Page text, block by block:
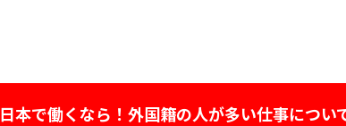
日本で働くなら！外国籍の人が多い仕事につい